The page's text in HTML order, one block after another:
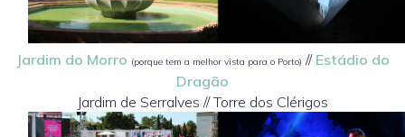
Jardim do Morro (porque tem a melhor vista para o Porto) // Estádio do
Dragão
Jardim de Serralves // Torre dos Clérigos